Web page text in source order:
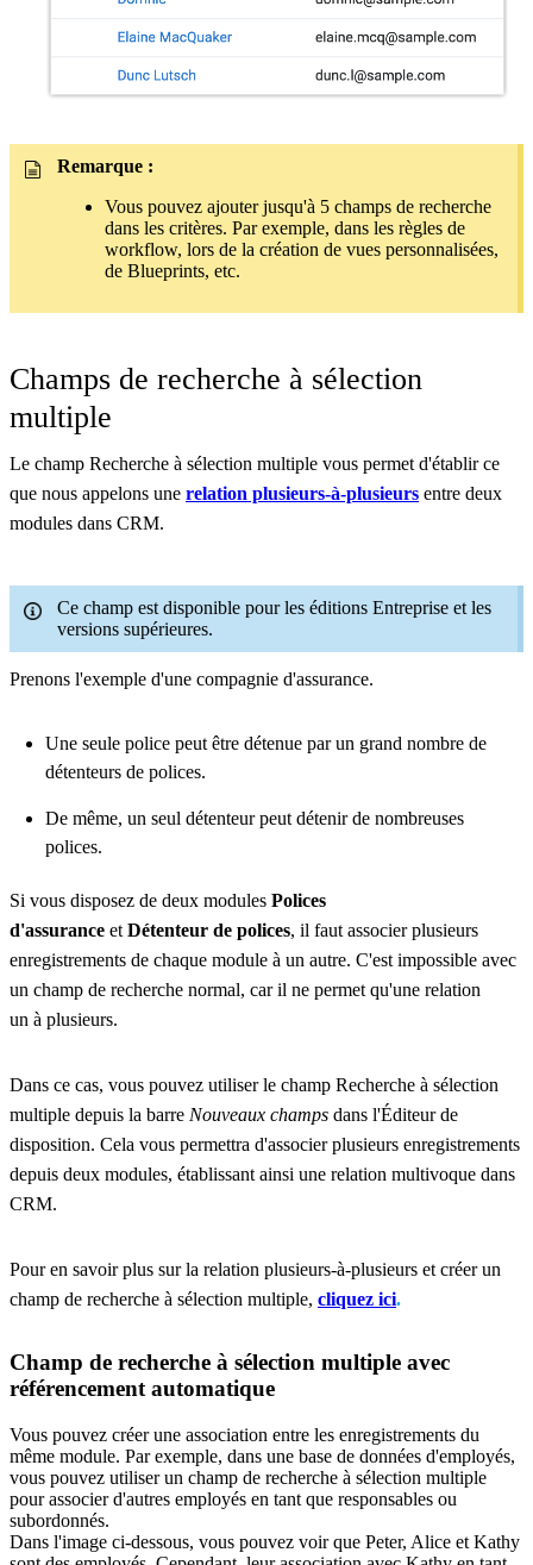
Remarque :
Vous pouvez ajouter jusqu'à 5 champs de recherche
dans les critères. Par exemple, dans les règles de
workflow, lors de la création de vues personnalisées,
de Blueprints, etc.
Champs de recherche à sélection
multiple
Le champ Recherche à sélection multiple vous permet d'établir ce
que nous appelons une relation plusieurs-à-plusieurs entre deux
modules dans CRM.
Ce champ est disponible pour les éditions Entreprise et les
versions supérieures.
Prenons l'exemple d'une compagnie d'assurance.
Une seule police peut être détenue par un grand nombre de
détenteurs de polices.
De même, un seul détenteur peut détenir de nombreuses
polices.
Si vous disposez de deux modules Polices
d'assurance et Détenteur de polices, il faut associer plusieurs
enregistrements de chaque module à un autre. C'est impossible avec
un champ de recherche normal, car il ne permet qu'une relation
un à plusieurs.
Dans ce cas, vous pouvez utiliser le champ Recherche à sélection
multiple depuis la barre Nouveaux champs dans l'Éditeur de
disposition. Cela vous permettra d'associer plusieurs enregistrements
depuis deux modules, établissant ainsi une relation multivoque dans
CRM.
Pour en savoir plus sur la relation plusieurs-à-plusieurs et créer un
champ de recherche à sélection multiple, cliquez ici.
Champ de recherche à sélection multiple avec
référencement automatique
Vous pouvez créer une association entre les enregistrements du
même module. Par exemple, dans une base de données d'employés,
vous pouvez utiliser un champ de recherche à sélection multiple
pour associer d'autres employés en tant que responsables ou
subordonnés.
Dans l'image ci-dessous, vous pouvez voir que Peter, Alice et Kathy